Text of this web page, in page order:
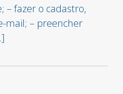
– fazer o cadastro,
mail; – preencher